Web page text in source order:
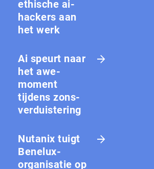
ethische ai-
hackers aan
het werk
Ai speurt naar
het awe-
moment
tijdens zons­
ver­duis­te­ring
Nutanix tuigt
Benelux-
organisatie op